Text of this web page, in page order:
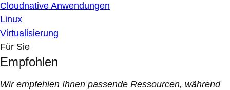
Cloudnative Anwendungen
Linux
Virtualisierung
Für Sie
Empfohlen
Wir empfehlen Ihnen passende Ressourcen, während